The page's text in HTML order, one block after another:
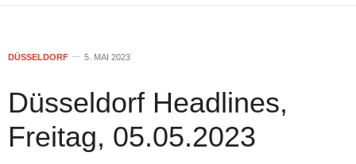
DÜSSELDORF 5. MAI 2023
Düsseldorf Headlines,
Freitag, 05.05.2023